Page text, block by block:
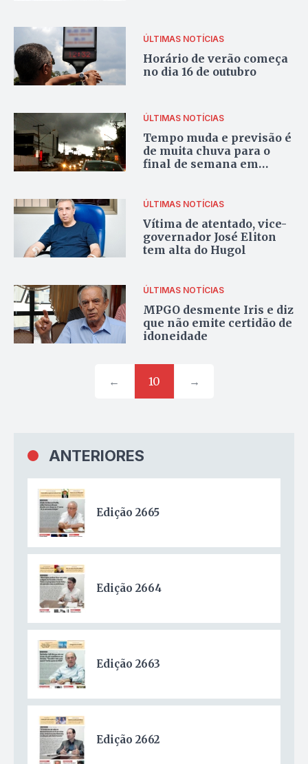
ÚLTIMAS NOTÍCIAS
Horário de verão começa
no dia 16 de outubro
ÚLTIMAS NOTÍCIAS
Tempo muda e previsão é
de muita chuva para o
final de semana em
ÚLTIMAS NOTÍCIAS
Vítima de atentado, vice-
governador José Eliton
tem alta do Hugol
ÚLTIMAS NOTÍCIAS
MPGO desmente Iris e diz
que não emite certidão de
idoneidade
← 10 →
ANTERIORES
Edição 2665
Edição 2664
Edição 2663
Edição 2662